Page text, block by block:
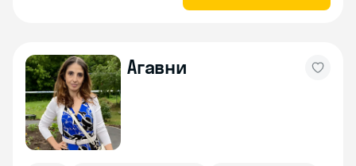
Агавни